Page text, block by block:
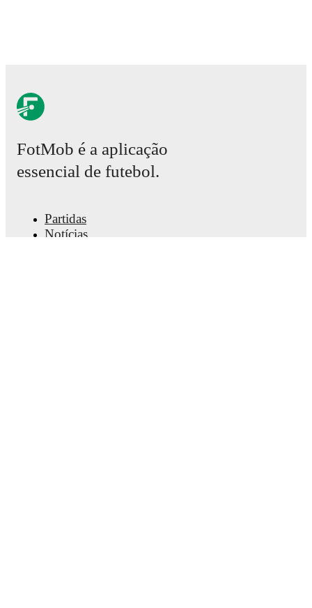
FotMob é a aplicação
essencial de futebol.
Partidas
Notícias